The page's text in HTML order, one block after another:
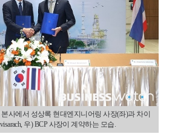
사에서 성상록 현대엔지니어링 사장(좌)과 차이
우) BCP 사장이 계약하는 모습.